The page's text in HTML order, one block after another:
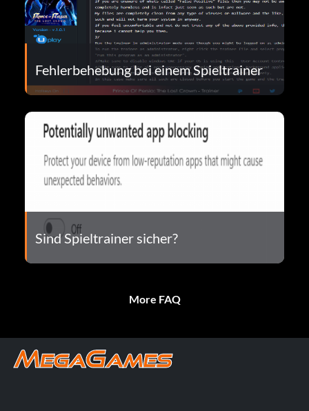
Fehlerbehebung bei einem Spieltrainer
Sind Spieltrainer sicher?
More FAQ